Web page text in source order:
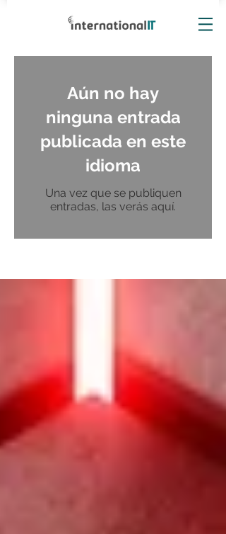
Aún no hay
ninguna entrada
publicada en este
idioma
Una vez que se publiquen
entradas, las verás aquí.